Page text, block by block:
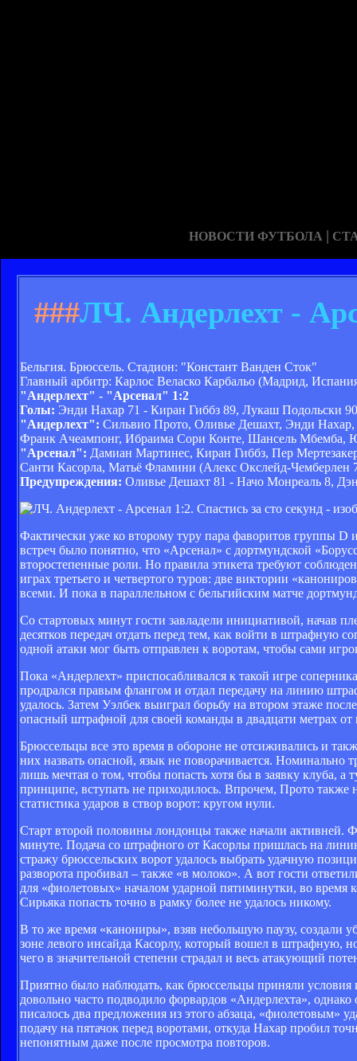
НОВОСТИ ФУТБОЛА |
###ЛЧ. Андерлехт -
Бельгия. Брюссель. Стадион: "Констант Ванден Сток"
Главный арбитр: Карлос Веласко Карбальо (Мадрид,
"Андерлехт" - "Арсенал" 1:2
Голы: Энди Нахар 71 - Киран Гиббз 89, Лукаш Подольски
"Андерлехт": Сильвио Прото, Оливье Дешахт, Энди
Франк Ачеампонг, Ибраима Сори Конте, Шансель Мбемба,
"Арсенал": Дамиан Мартинес, Киран Гиббз, Пер
Санти Касорла, Матьё Фламини (Алекс Окслейд-
Предупреждения: Оливье Дешахт 81 - Начо Монреаль 8,
Фактически уже ко второму туру пара фаворитов группы D
встреч было понятно, что «Арсенал» с дортмундской
второстепенные роли. Но правила этикета требуют
играх третьего и четвертого туров: две виктории
всеми. И пока в параллельном с бельгийским матче
Со стартовых минут гости завладели инициативой, начав
десятков передач отдать перед тем, как войти в штрафную
одной атаки мог быть отправлен к воротам, чтобы сами
Пока «Андерлехт» приспосабливался к такой игре
продрался правым флангом и отдал передачу на линию
удалось. Затем Уэлбек выиграл борьбу на втором этаже
опасный штрафной для своей команды в двадцати метрах от
Брюссельцы все это время в обороне не отсиживались и
них назвать опасной, язык не поворачивается. Номинально
лишь мечтая о том, чтобы попасть хотя бы в заявку клуба,
принципе, вступать не приходилось. Впрочем, Прото также
статистика ударов в створ ворот: кругом нули.
Старт второй половины лондонцы также начали активней.
минуте. Подача со штрафного от Касорлы пришлась на
стражу брюссельских ворот удалось выбрать удачную
разворота пробивал – также «в молоко». А вот гости
для «фиолетовых» началом ударной пятиминутки, во время
Сирьяка попасть точно в рамку более не удалось никому.
В то же время «канониры», взяв небольшую паузу, создали
зоне левого инсайда Касорлу, который вошел в штрафную,
чего в значительной степени страдал и весь атакующий
Приятно было наблюдать, как брюссельцы приняли условия
довольно часто подводило форвардов «Андерлехта»,
писалось два предложения из этого абзаца, «фиолетовым»
подачу на пятачок перед воротами, откуда Нахар пробил
непонятным даже после просмотра повторов.